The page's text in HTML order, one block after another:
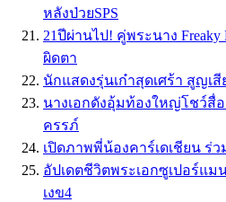
หลังป่วยSPS
21ปีผ่านไป! คู่พระนาง
ผิดตา
นักแสดงรุ่นเก๋าสุดเศร้า สูญเสี
นางเอกดังอุ้มท้องใหญ่โชว์สื่
ครรภ์
เปิดภาพพี่น้องคาร์เดเชียน ร่
อัปเดตชีวิตพระเอกซูเปอร์แ
เงข4